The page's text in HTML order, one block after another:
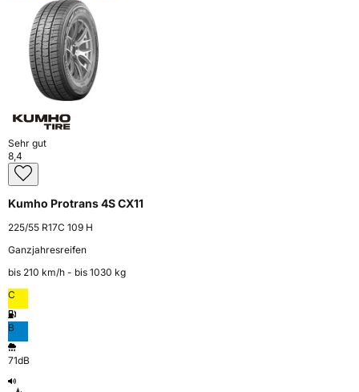
Sehr gut
8,4
Kumho Protrans 4S CX11
225/55 R17C 109 H
Ganzjahresreifen
bis 210 km⁠/⁠h - bis 1030 kg
C
B
71dB